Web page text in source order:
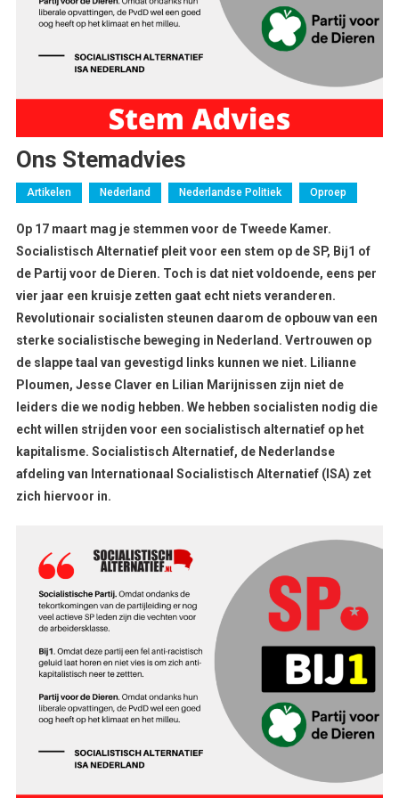
Ons Stemadvies
Artikelen Nederland Nederlandse Politiek Oproep
Op 17 maart mag je stemmen voor de Tweede Kamer.
Socialistisch Alternatief pleit voor een stem op de SP, Bij1 of
de Partij voor de Dieren. Toch is dat niet voldoende, eens per
vier jaar een kruisje zetten gaat echt niets veranderen.
Revolutionair socialisten steunen daarom de opbouw van een
sterke socialistische beweging in Nederland. Vertrouwen op
de slappe taal van gevestigd links kunnen we niet. Lilianne
Ploumen, Jesse Claver en Lilian Marijnissen zijn niet de
leiders die we nodig hebben. We hebben socialisten nodig die
echt willen strijden voor een socialistisch alternatief op het
kapitalisme. Socialistisch Alternatief, de Nederlandse
afdeling van Internationaal Socialistisch Alternatief (ISA) zet
zich hiervoor in.